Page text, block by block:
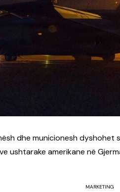
dhe municionesh
ushtarake amerikane në
MARKETING